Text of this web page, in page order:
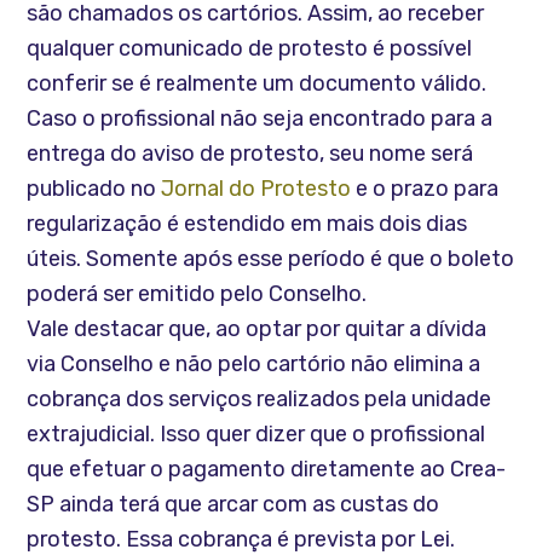
são chamados os cartórios. Assim, ao receber
qualquer comunicado de protesto é possível
conferir se é realmente um documento válido.
Caso o profissional não seja encontrado para a
entrega do aviso de protesto, seu nome será
publicado noJornal do Protesto e o prazo para
regularização é estendido em mais dois dias
úteis. Somente após esse período é que o boleto
poderá ser emitido pelo Conselho.
Vale destacar que, ao optar por quitar a dívida
via Conselho e não pelo cartório não elimina a
cobrança dos serviços realizados pela unidade
extrajudicial. Isso quer dizer que o profissional
que efetuar o pagamento diretamente ao Crea-
SP ainda terá que arcar com as custas do
protesto. Essa cobrança é prevista por Lei.